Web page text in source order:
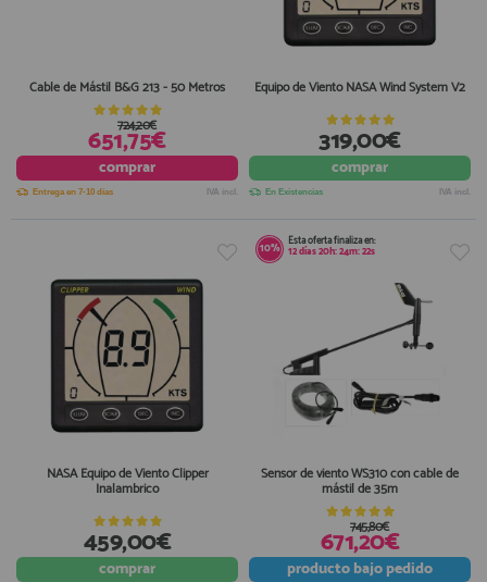
Cable de Mástil B&G 213 - 50 Metros
651,75€
724,20€
comprar
Entrega en 7-10 días IVA incl.
Equipo de Viento NASA Wind System V2
319,00€
comprar
En Existencias IVA incl.
NASA Equipo de Viento Clipper
Inalambrico
459,00€
comprar
10% Esta oferta finaliza en:
12días20h:24m:22s
Sensor de viento WS310 con cable de
mástil de 35m
671,20€
745,80€
productobajo pedido